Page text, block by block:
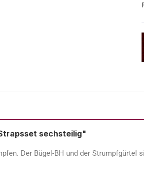
sechsteilig"
Der Bügel-BH und der Strumpfgürtel